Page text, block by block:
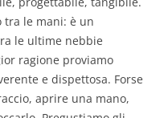
tra le mani: è un
le ultime nebbie
ragione proviamo
e dispettosa. Forse
aprire una mano,